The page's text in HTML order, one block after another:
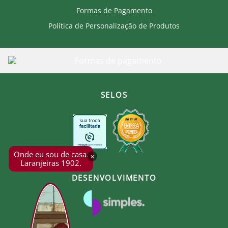
×
Onde eu sou de casa.
Laranjeiras 1902.
Formas de Pagamento
Política de Personalização de Produtos
SELOS
DESENVOLVIMENTO